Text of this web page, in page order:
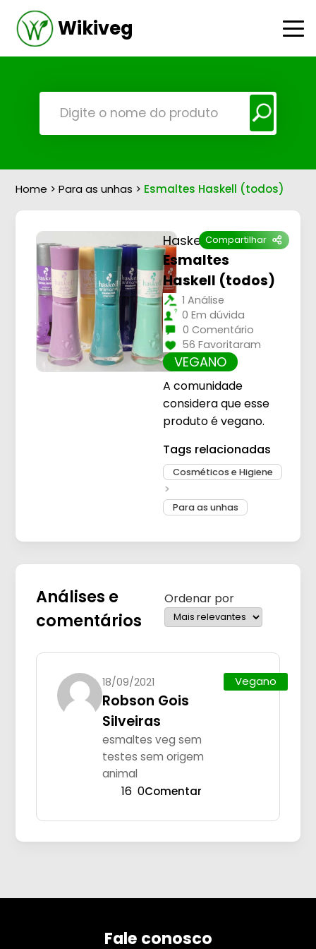
Wikiveg
Home >Para as unhas > Esmaltes Haskell (todos)
Compartilhar
Haskell
Esmaltes
Haskell (todos)
1 Análise
0 Em dúvida
0 Comentário
56 Favoritaram
VEGANO
A comunidade
considera que esse
produto é vegano.
Tags relacionadas
Cosméticos e Higiene
Para as unhas
Análises e
comentários
Ordenar por
18/09/2021
Robson Gois
Silveiras
esmaltes veg sem
testes sem origem
animal
Vegano
16 0Comentar
Fale conosco